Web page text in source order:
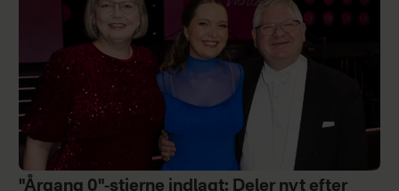
"Årgang 0"-stjerne indlagt: Deler nyt efter